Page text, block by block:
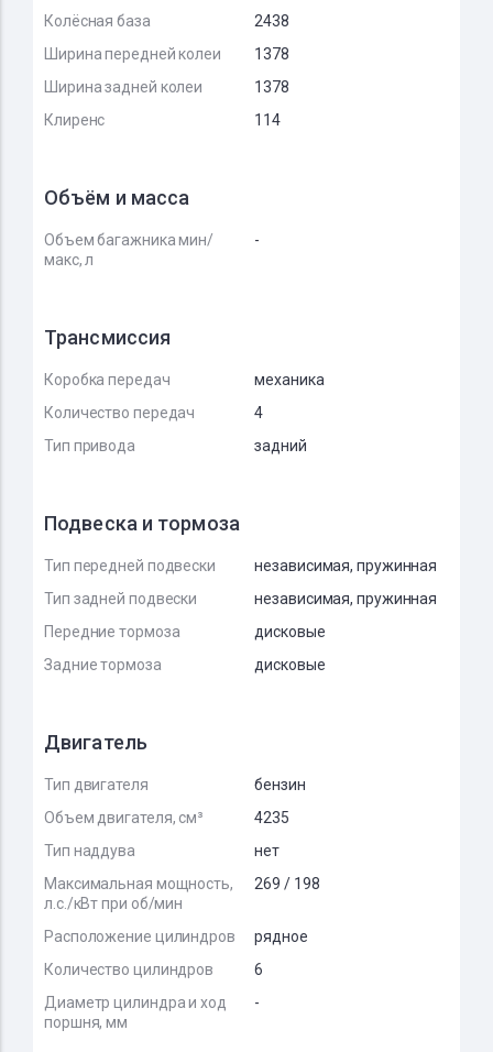
Колёсная база
2438
Ширина передней колеи
1378
Ширина задней колеи
1378
Клиренс
114
Объём и масса
Объем багажника мин/
макс, л
-
Трансмиссия
Коробка передач
механика
Количество передач
4
Тип привода
задний
Подвеска и тормоза
Тип передней подвески
независимая, пружинная
Тип задней подвески
независимая, пружинная
Передние тормоза
дисковые
Задние тормоза
дисковые
Двигатель
Тип двигателя
бензин
Объем двигателя, см³
4235
Тип наддува
нет
Максимальная мощность,
л.с./кВт при об/мин
269 / 198
Расположение цилиндров
рядное
Количество цилиндров
6
Диаметр цилиндра и ход
поршня, мм
-